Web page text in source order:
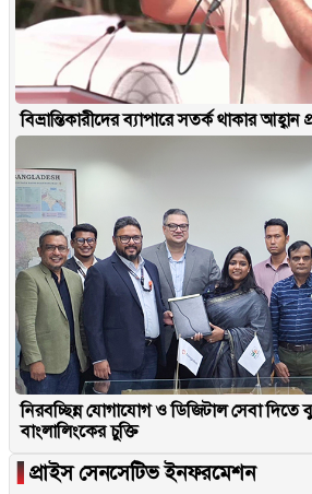
বিভ্রান্তিকারীদের ব্যাপারে সতর্ক থাকার আহ্বান
নিরবচ্ছিন্ন যোগাযোগ ও ডিজিটাল সেবা দিতে
বাংলালিংকের চুক্তি
▐ প্রাইস সেনসেটিভ ইনফরমেশন